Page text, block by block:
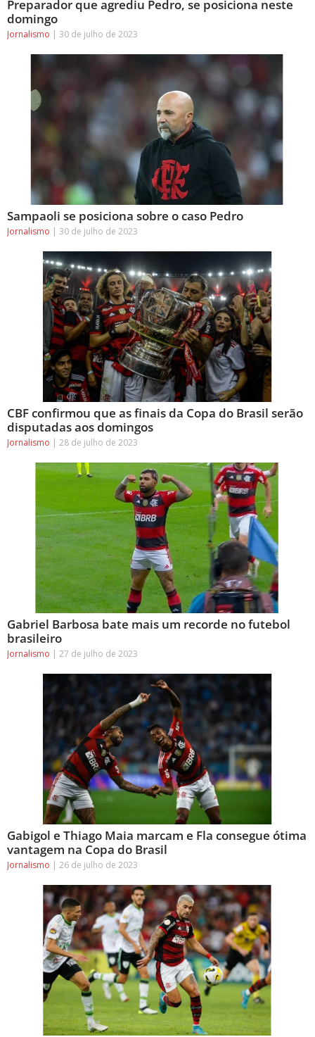
Preparador que agrediu Pedro, se posiciona neste
domingo
Jornalismo 30 de julho de 2023
Sampaoli se posiciona sobre o caso Pedro
Jornalismo 30 de julho de 2023
CBF confirmou que as finais da Copa do Brasil serão
disputadas aos domingos
Jornalismo 28 de julho de 2023
Gabriel Barbosa bate mais um recorde no futebol
brasileiro
Jornalismo 27 de julho de 2023
Gabigol e Thiago Maia marcam e Fla consegue ótima
vantagem na Copa do Brasil
Jornalismo 26 de julho de 2023